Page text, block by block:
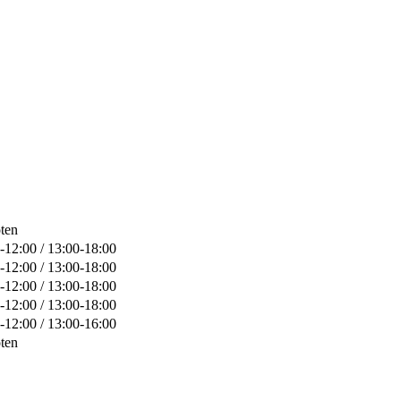
12:00 / 13:00-18:00
12:00 / 13:00-18:00
12:00 / 13:00-18:00
12:00 / 13:00-18:00
12:00 / 13:00-16:00